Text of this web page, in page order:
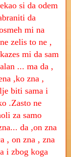
si da odem
da
mi na
zelis to ne ,
mi da sam
... ma da ,
,ko zna ,
biti sama i
.Zasto ne
za samo
da ,on zna
, on zna , zna
i zbog koga